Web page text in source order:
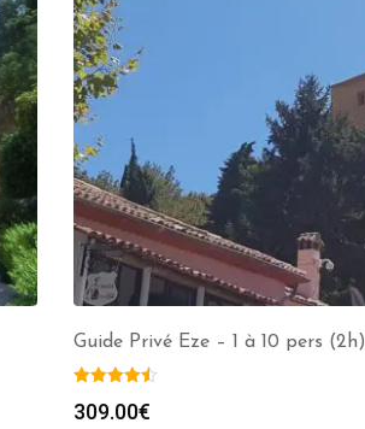
Guide Privé Eze – 1 à 10 pers (2h)
309.00€